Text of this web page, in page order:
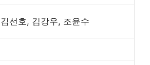
선호, 김강우, 조윤수